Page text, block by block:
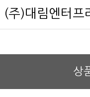
(주)대림엔터프
상